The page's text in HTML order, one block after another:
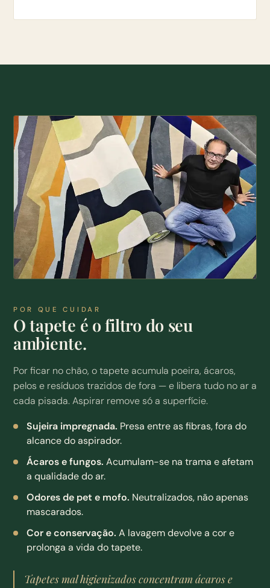
POR QUE CUIDAR
O tapete é o filtro do seu
ambiente.
Por ficar no chão, o tapete acumula poeira, ácaros,
pelos e resíduos trazidos de fora — e libera tudo no ar a
cada pisada. Aspirar remove só a superfície.
Sujeira impregnada. Presa entre as fibras, fora do
alcance do aspirador.
Ácaros e fungos. Acumulam-se na trama e afetam
a qualidade do ar.
Odores de pet e mofo. Neutralizados, não apenas
mascarados.
Cor e conservação. A lavagem devolve a cor e
prolonga a vida do tapete.
Tapetes mal higienizados concentram ácaros e